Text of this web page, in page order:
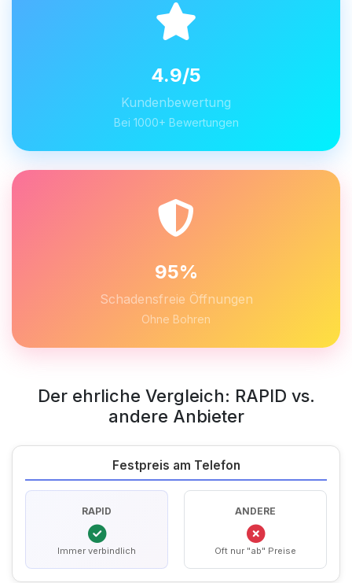
4.9/5
Kundenbewertung
Bei 1000+ Bewertungen
95%
Schadensfreie Öffnungen
Ohne Bohren
Der ehrliche Vergleich: RAPID vs.
andere Anbieter
Festpreis am Telefon
RAPID
Immer verbindlich
ANDERE
Oft nur "ab" Preise